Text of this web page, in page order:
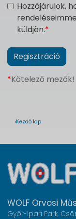
Hozzájárulok,
küldjön.*
*Kötelező mezők!
›Kezdő lap
WOLF Orvosi
Győr-Ipari Park,